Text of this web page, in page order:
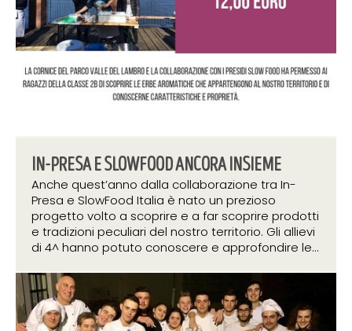
18 aprile 2019
IN-PRESA E SLOWFOOD ANCORA INSIEME
Anche quest’anno dalla collaborazione tra In-
Presa e SlowFood Italia è nato un prezioso
progetto volto a scoprire e a far scoprire prodotti
e tradizioni peculiari del nostro territorio. Gli allievi
di 4^ hanno potuto conoscere e approfondire le...